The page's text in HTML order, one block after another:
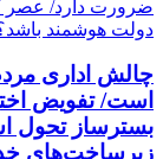
چالش اداری
است/ تفویض
بسترساز تحول
زیرساخت‌های